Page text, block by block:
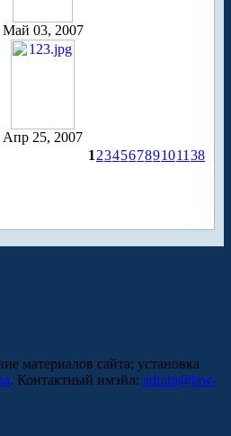
Май 03, 2007
Апр 25, 2007
1 234567891011 38
материалов сайта; установка
. Контактный имэйл: admin@law-